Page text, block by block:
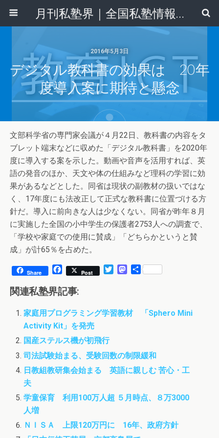
月刊私塾界｜全国私塾情報センター
2016年5月3日
デジタル教科書の効果は 20年
度導入案に期待と懸念
文部科学省の専門家会議が４月22日、教科書の内容をタ
ブレット端末などに収めた「デジタル教科書」を2020年
度に導入する案を示した。動画や音声を活用すれば、英
語の発音のほか、天文や体の仕組みなど理科の学習に効
果があるなどとした。同省は現状の副教材の扱いではな
く、17年度にも法改正して正式な教科書に位置づける方
針だ。導入に前向きな人は少なくない。同省が昨年８月
に実施した全国の小中学生の保護者2753人への調査で、
「学校や家庭での使用に賛成」「どちらかというと賛
成」が計65％を占めた。
Share
F
c
e
b
o
o
k
Post
t
e
M
o
d
共
関連私塾界記事:
家庭用プログラミング学習教材 「Sphero Mini
Activity Kit」を発売
国産ステルス機が初飛行
司法試験始まる、受験回数の制限緩和
日教組教研集会始まる 英語に親しむ 苦心・工
夫
学童保育 利用100万人超 ５月時点、８万3000
人増
ＮＩＳＡ 上限120万円に 16年、政府方針